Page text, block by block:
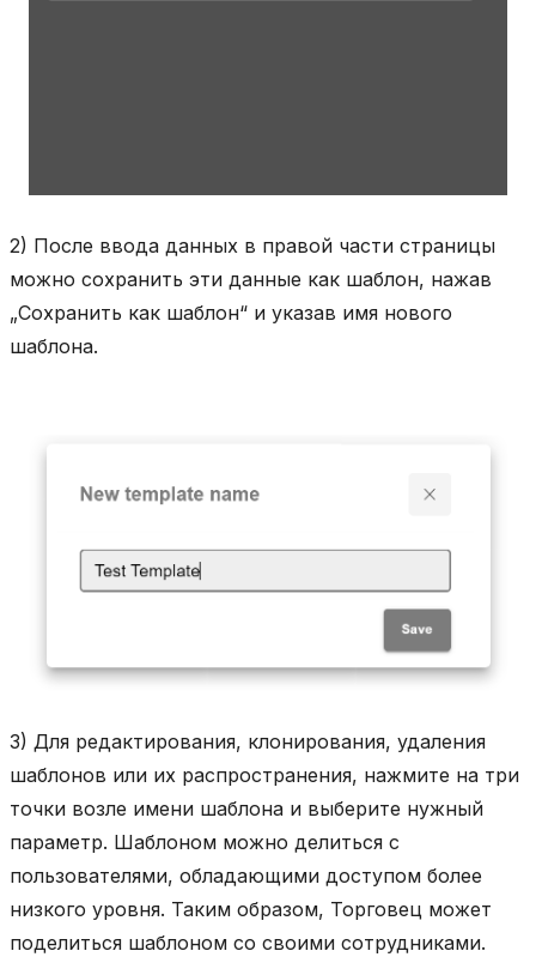
2) После ввода данных в правой части страницы
можно сохранить эти данные как шаблон, нажав
„Сохранить как шаблон“ и указав имя нового
шаблона.
3) Для редактирования, клонирования, удаления
шаблонов или их распространения, нажмите на три
точки возле имени шаблона и выберите нужный
параметр. Шаблоном можно делиться с
пользователями, обладающими доступом более
низкого уровня. Таким образом, Торговец может
поделиться шаблоном со своими сотрудниками.